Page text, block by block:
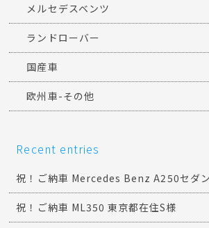
メルセデスベンツ
ランドローバー
国産車
欧州車-その他
Recent entries
祝！ご納車 Mercedes Benz A250セダ
祝！ご納車 ML350 東京都在住S様